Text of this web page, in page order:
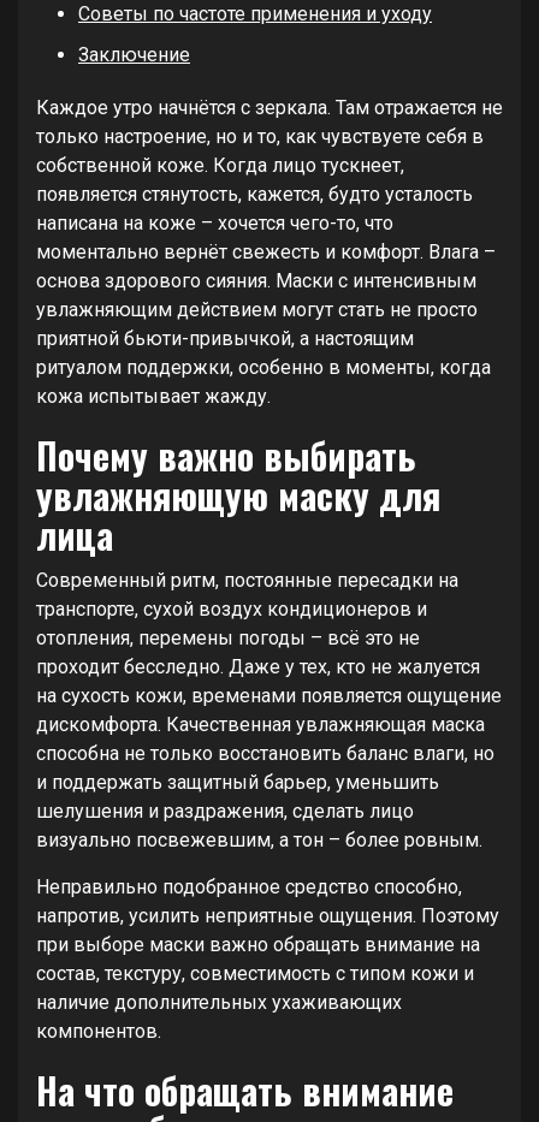
Советы по частоте применения и уходу
Заключение
Каждое утро начнётся с зеркала. Там отражается не
только настроение, но и то, как чувствуете себя в
собственной коже. Когда лицо тускнеет,
появляется стянутость, кажется, будто усталость
написана на коже – хочется чего-то, что
моментально вернёт свежесть и комфорт. Влага –
основа здорового сияния. Маски с интенсивным
увлажняющим действием могут стать не просто
приятной бьюти-привычкой, а настоящим
ритуалом поддержки, особенно в моменты, когда
кожа испытывает жажду.
Почему важно выбирать
увлажняющую маску для
лица
Современный ритм, постоянные пересадки на
транспорте, сухой воздух кондиционеров и
отопления, перемены погоды – всё это не
проходит бесследно. Даже у тех, кто не жалуется
на сухость кожи, временами появляется ощущение
дискомфорта. Качественная увлажняющая маска
способна не только восстановить баланс влаги, но
и поддержать защитный барьер, уменьшить
шелушения и раздражения, сделать лицо
визуально посвежевшим, а тон – более ровным.
Неправильно подобранное средство способно,
напротив, усилить неприятные ощущения. Поэтому
при выборе маски важно обращать внимание на
состав, текстуру, совместимость с типом кожи и
наличие дополнительных ухаживающих
компонентов.
На что обращать внимание